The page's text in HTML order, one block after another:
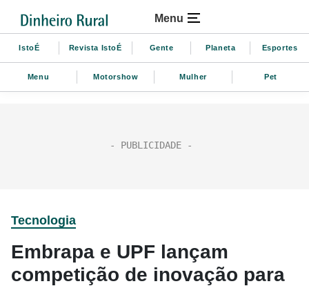
Menu
IstoÉ Revista IstoÉ Gente Planeta Esportes
Menu Motorshow Mulher Pet
Tecnologia
Embrapa e UPF lançam
competição de inovação para